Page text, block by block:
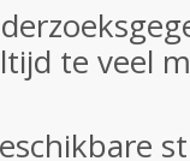
te veel